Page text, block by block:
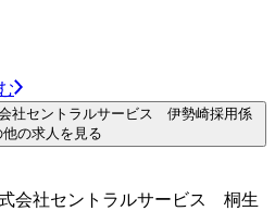
社セントラルサービス 伊勢崎採用係
の求人を見る
会社セントラルサービス 桐生